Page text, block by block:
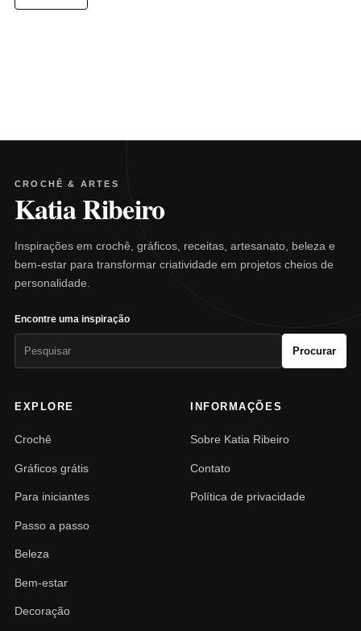
CROCHÊ & ARTES
Katia Ribeiro
Inspirações em crochê, gráficos, receitas, artesanato, beleza e
bem-estar para transformar criatividade em projetos cheios de
personalidade.
Encontre uma inspiração
Procurar
EXPLORE
Crochê
Gráficos grátis
Para iniciantes
Passo a passo
Beleza
Bem-estar
Decoração
INFORMAÇÕES
Sobre Katia Ribeiro
Contato
Política de privacidade